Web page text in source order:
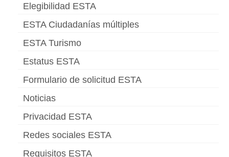
Elegibilidad ESTA
ESTA Ciudadanías múltiples
ESTA Turismo
Estatus ESTA
Formulario de solicitud ESTA
Noticias
Privacidad ESTA
Redes sociales ESTA
Requisitos ESTA